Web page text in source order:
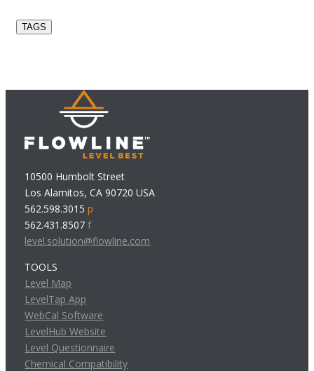
TAGS
10500 Humbolt Street
Los Alamitos, CA 90720 USA
562.598.3015p
562.431.8507f
level.solution@flowline.com
TOOLS
Level Map
LevelTap App
WebCal Software
LevelHub Website
Level Questionnaire
Chemical Compatibility